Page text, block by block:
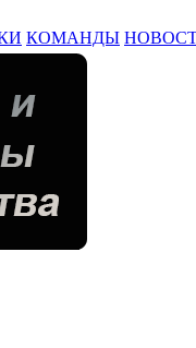
КОМАНДЫ